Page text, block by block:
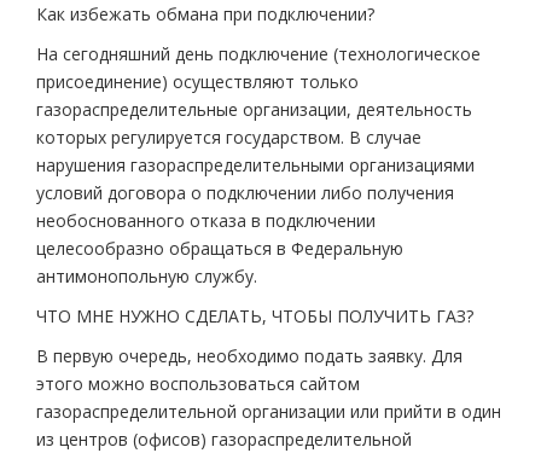
Как избежать обмана при подключении?
На сегодняшний день подключение (технологическое
присоединение) осуществляют только
газораспределительные организации, деятельность
которых регулируется государством. В случае
нарушения газораспределительными организациями
условий договора о подключении либо получения
необоснованного отказа в подключении
целесообразно обращаться в Федеральную
антимонопольную службу.
ЧТО МНЕ НУЖНО СДЕЛАТЬ, ЧТОБЫ ПОЛУЧИТЬ ГАЗ?
В первую очередь, необходимо подать заявку. Для
этого можно воспользоваться сайтом
газораспределительной организации или прийти в один
из центров (офисов) газораспределительной